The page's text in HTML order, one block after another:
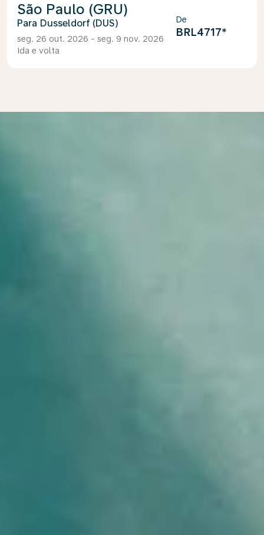
São Paulo (GRU)
Dusseldorf (DUS)
seg. 26 out. 2026 - seg. 9 nov. 2026
Ida e volta
De
BRL4717*